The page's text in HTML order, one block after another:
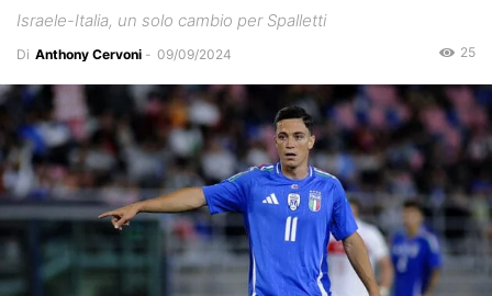
Israele-Italia, un solo cambio per Spalletti
Di Anthony Cervoni - 09/09/2024 25